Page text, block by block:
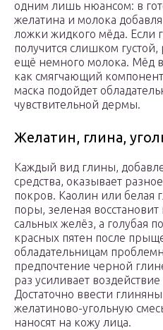
одним лишь нюансом: в
желатина и молока
ложки жидкого мёда. Если
получится слишком
ещё немного молока. Мёд в
как смягчающий
маска подойдет
чувствительной дермы.
Желатин, глина,
Каждый вид глины,
средства, оказывает
покров. Каолин или белая
поры, зеленая
сальных желёз, а голубая
красных пятен после
обладательницам
предпочтение черной
раз усиливает
Достаточно ввести
желатиново-угольную
наносят на кожу лица.